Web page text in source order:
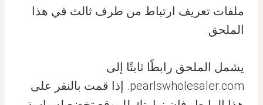
ملفات تعريف ارتباط من طرف ثالث في هذا
الملحق.
يشمل الملحق رابطًا ثابتًا إلى
pearlswholesaler.com. إذا قمت بالنقر على